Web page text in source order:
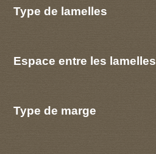
Type de lamelles
Espace entre les lamelles
Type de marge